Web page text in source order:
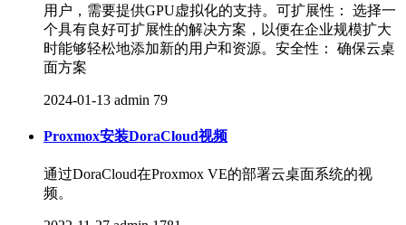
用户，需要提供GPU虚拟化的支持。可扩展性： 选择一
个具有良好可扩展性的解决方案，以便在企业规模扩大
时能够轻松地添加新的用户和资源。安全性： 确保云桌
面方案
2024-01-13 admin 79
Proxmox安装DoraCloud视频
通过DoraCloud在Proxmox VE的部署云桌面系统的视
频。